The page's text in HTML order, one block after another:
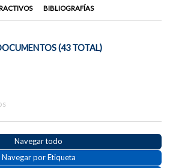
BIBLIOGRAFÍAS
(43 TOTAL)
Navegar todo
Navegar por Etiqueta